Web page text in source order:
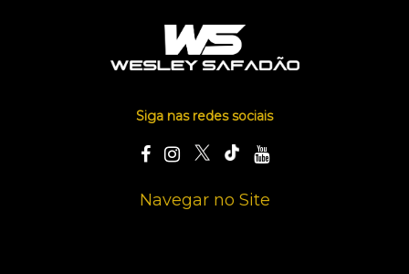
Siga nas redes sociais
Navegar no Site